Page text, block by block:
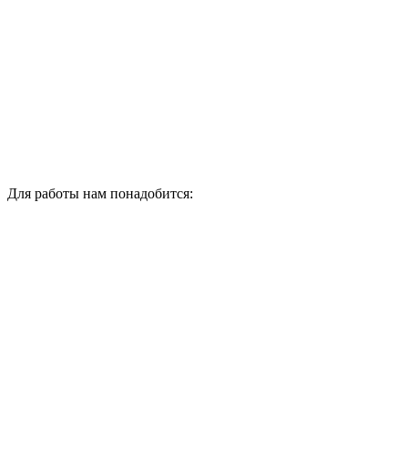
Для работы нам понадобится: